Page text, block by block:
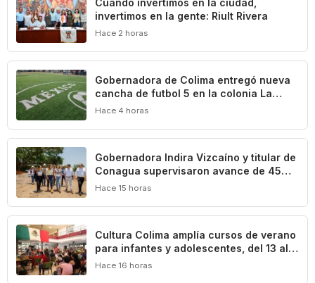
invertimos en la gente: Riult Rivera
Hace 2 horas
Gobernadora de Colima entregó nueva
cancha de futbol 5 en la colonia La
Reserva de La Villa
Hace 4 horas
Gobernadora Indira Vizcaíno y titular de
Conagua supervisaron avance de 45%
en la construcción del acueducto ‘Agua
Hace 15 horas
Cultura Colima amplía cursos de verano
para infantes y adolescentes, del 13 al
17 de agosto
Hace 16 horas